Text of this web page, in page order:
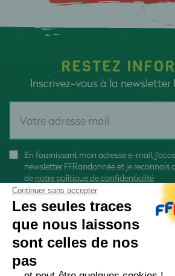
RESTEZ
Inscrivez-vous à la newsletter
En fournissant mon adresse e-mail,
newsletter FFRandonnée et je reconnais
de notre politique de confidentialité
Continuer sans accepter
Les seules traces
que nous laissons
sont celles de nos
pas